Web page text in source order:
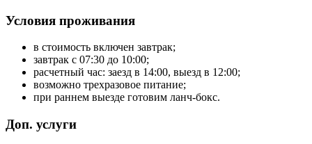
Условия проживания
в стоимость включен завтрак;
завтрак с 07:30 до 10:00;
расчетный час: заезд в 14:00, выезд в 12:00;
возможно трехразовое питание;
при раннем выезде готовим ланч-бокс.
Доп. услуги